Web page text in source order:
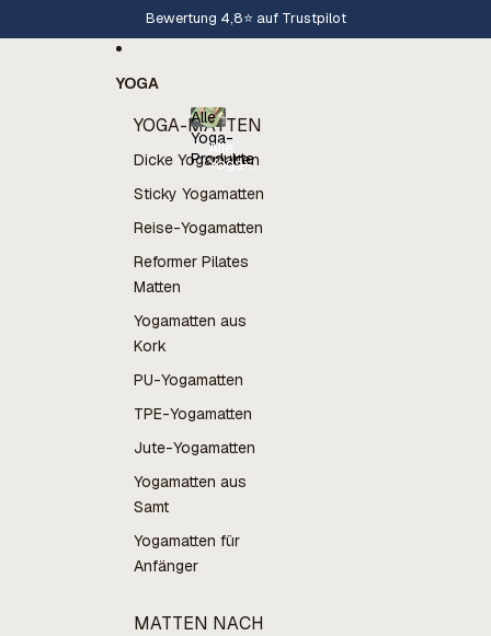
Bewertung 4,8⭐️ auf Trustpilot
YOGA
YOGA-MATTEN
Dicke Yogamatten
Sticky Yogamatten
Reise-Yogamatten
Reformer Pilates
Matten
Yogamatten aus
Kork
PU-Yogamatten
TPE-Yogamatten
Jute-Yogamatten
Yogamatten aus
Samt
Yogamatten für
Anfänger
MATTEN NACH
Alle
Yoga-
Produkte
Alle
Yoga-